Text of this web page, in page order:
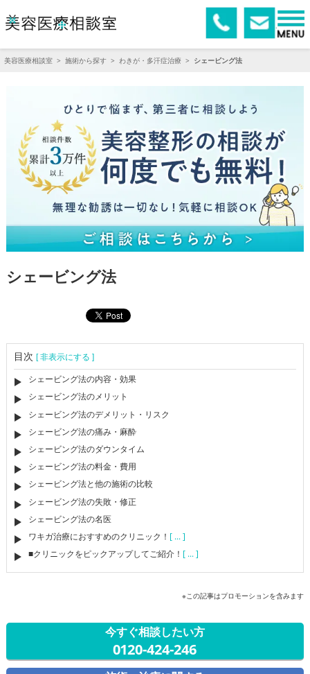
美容医療相談室 > 施術から探す > わきが・多汗症治療 > シェービング法
シェービング法
目次[ 非表示にする ]
シェービング法の内容・効果
シェービング法のメリット
シェービング法のデメリット・リスク
シェービング法の痛み・麻酔
シェービング法のダウンタイム
シェービング法の料金・費用
シェービング法と他の施術の比較
シェービング法の失敗・修正
シェービング法の名医
ワキガ治療におすすめのクリニック！ [ ... ]
■クリニックをピックアップしてご紹介！ [ ... ]
※この記事はプロモーションを含みます
今すぐ相談したい方
0120-424-246